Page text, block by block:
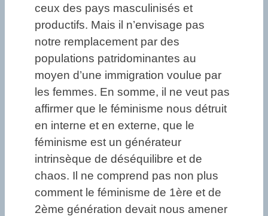
ceux des pays masculinisés et
productifs. Mais il n’envisage pas
notre remplacement par des
populations patridominantes au
moyen d’une immigration voulue par
les femmes. En somme, il ne veut pas
affirmer que le féminisme nous détruit
en interne et en externe, que le
féminisme est un générateur
intrinsèque de déséquilibre et de
chaos. Il ne comprend pas non plus
comment le féminisme de 1ère et de
2ème génération devait nous amener